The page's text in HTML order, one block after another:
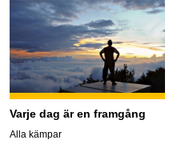
Varje dag är en framgång
Alla kämpar